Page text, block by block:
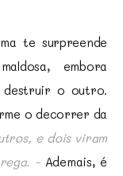
te surpreende
embora
destruir o outro.
o decorrer da
e dois viram
~Ademais, é